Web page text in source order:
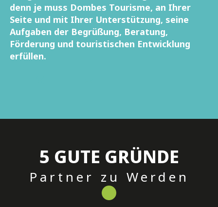
denn je muss Dombes Tourisme, an Ihrer
Seite und mit Ihrer Unterstützung, seine
Aufgaben der Begrüßung, Beratung,
Förderung und touristischen Entwicklung
erfüllen.
5 GUTE GRÜNDE
Partner zu Werden